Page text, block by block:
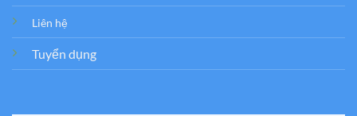
Liên hệ
Tuyển dụng